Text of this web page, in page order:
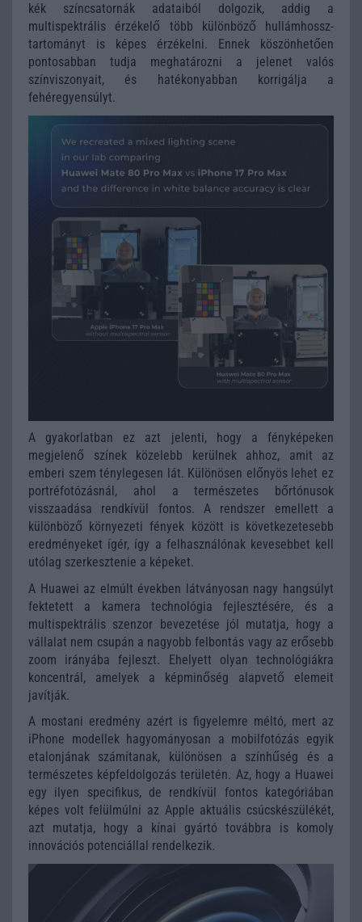
kék színcsatornák adataiból dolgozik, addig a
multispektrális érzékelő több különböző hullámhossz-
tartományt is képes érzékelni. Ennek köszönhetően
pontosabban tudja meghatározni a jelenet valós
színviszonyait, és hatékonyabban korrigálja a
fehéregyensúlyt.
A gyakorlatban ez azt jelenti, hogy a fényképeken
megjelenő színek közelebb kerülnek ahhoz, amit az
emberi szem ténylegesen lát. Különösen előnyös lehet ez
portréfotózásnál, ahol a természetes bőrtónusok
visszaadása rendkívül fontos. A rendszer emellett a
különböző környezeti fények között is következetesebb
eredményeket ígér, így a felhasználónak kevesebbet kell
utólag szerkesztenie a képeket.
A Huawei az elmúlt években látványosan nagy hangsúlyt
fektetett a kamera technológia fejlesztésére, és a
multispektrális szenzor bevezetése jól mutatja, hogy a
vállalat nem csupán a nagyobb felbontás vagy az erősebb
zoom irányába fejleszt. Ehelyett olyan technológiákra
koncentrál, amelyek a képminőség alapvető elemeit
javítják.
A mostani eredmény azért is figyelemre méltó, mert az
iPhone modellek hagyományosan a mobilfotózás egyik
etalonjának számítanak, különösen a színhűség és a
természetes képfeldolgozás területén. Az, hogy a Huawei
egy ilyen specifikus, de rendkívül fontos kategóriában
képes volt felülmúlni az Apple aktuális csúcskészülékét,
azt mutatja, hogy a kínai gyártó továbbra is komoly
innovációs potenciállal rendelkezik.